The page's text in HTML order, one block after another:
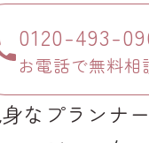
なプランナ
0120-493-
お電話で無料相